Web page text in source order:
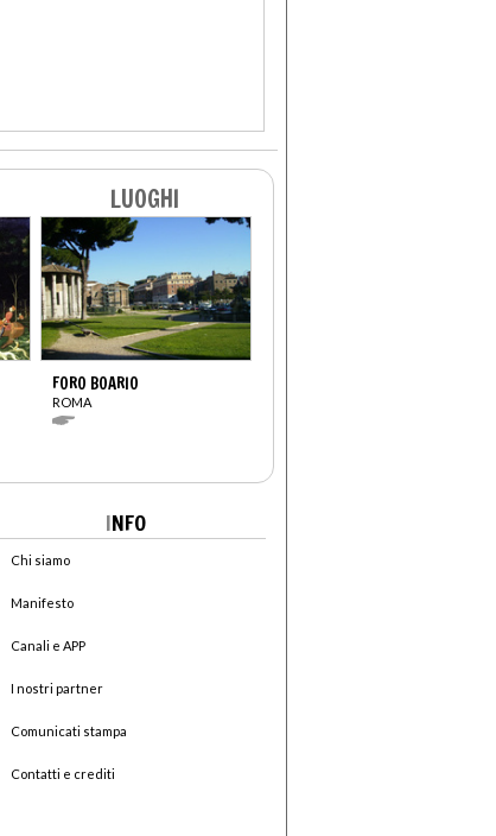
LUOGHI
FORO BOARIO
ROMA
INFO
Chi siamo
Manifesto
Canali e APP
I nostri partner
Comunicati stampa
Contatti e crediti